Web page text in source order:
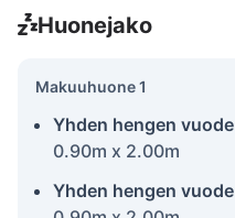
Huonejako
Makuuhuone 1
Yhden hengen vuode
0.90m x 2.00m
Yhden hengen vuode